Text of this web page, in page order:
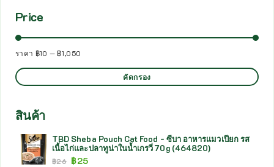
Price
คัดกรอง
ราคา ฿10 — ฿1,050
สินค้า
TBD Sheba Pouch Cat Food - ซีบา อาหารแมวเปียก รส
เนื้อไก่และปลาทูน่าในน้ำเกรวี่ 70g (464820)
฿26 ฿25